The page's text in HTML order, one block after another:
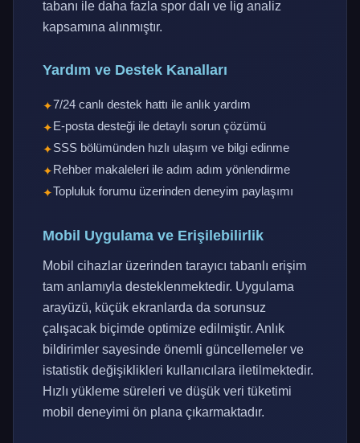
tabanı ile daha fazla spor dalı ve lig analiz
kapsamına alınmıştır.
Yardım ve Destek Kanalları
7/24 canlı destek hattı ile anlık yardım
E-posta desteği ile detaylı sorun çözümü
SSS bölümünden hızlı ulaşım ve bilgi edinme
Rehber makaleleri ile adım adım yönlendirme
Topluluk forumu üzerinden deneyim paylaşımı
Mobil Uygulama ve Erişilebilirlik
Mobil cihazlar üzerinden tarayıcı tabanlı erişim
tam anlamıyla desteklenmektedir. Uygulama
arayüzü, küçük ekranlarda da sorunsuz
çalışacak biçimde optimize edilmiştir. Anlık
bildirimler sayesinde önemli güncellemeler ve
istatistik değişiklikleri kullanıcılara iletilmektedir.
Hızlı yükleme süreleri ve düşük veri tüketimi
mobil deneyimi ön plana çıkarmaktadır.